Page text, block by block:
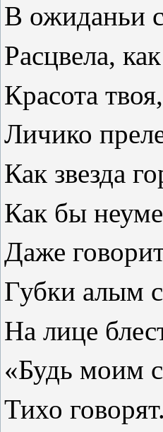
В ожиданьи
Расцвела, как
Красота твоя,
Личико
Как звезда
Как бы
Даже
Губки алым
На лице
«Будь моим
Тихо говорят.